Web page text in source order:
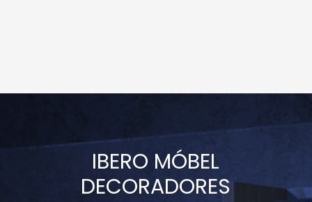
IBERO MÓBEL
DECORADORES